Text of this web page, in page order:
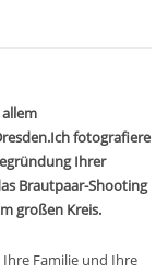
fotografiere
Ihrer
Brautpaar-Shooting
großen Kreis.
Familie und Ihre